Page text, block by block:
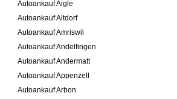
Autoankauf Aigle
Autoankauf Altdorf
Autoankauf Amriswil
Autoankauf Andelfingen
Autoankauf Andermatt
Autoankauf Appenzell
Autoankauf Arbon